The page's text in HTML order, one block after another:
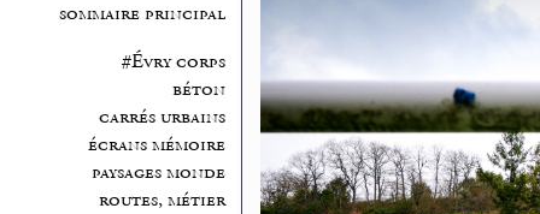
sommaire principal
#Évry corps
béton
carrés urbains
écrans mémoire
paysages monde
routes, métier